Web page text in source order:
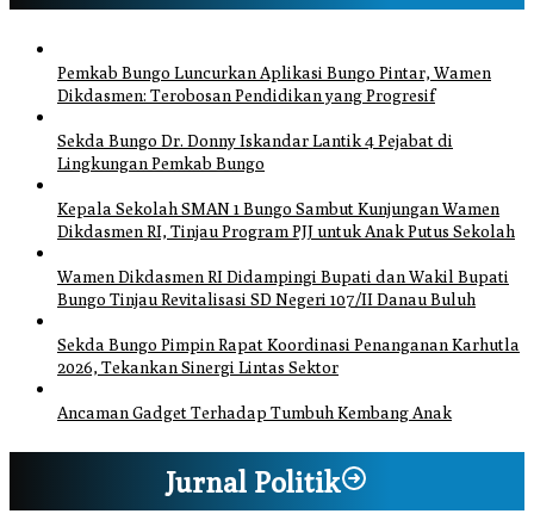
Pemkab Bungo Luncurkan Aplikasi Bungo Pintar, Wamen
Dikdasmen: Terobosan Pendidikan yang Progresif
Sekda Bungo Dr. Donny Iskandar Lantik 4 Pejabat di
Lingkungan Pemkab Bungo
Kepala Sekolah SMAN 1 Bungo Sambut Kunjungan Wamen
Dikdasmen RI, Tinjau Program PJJ untuk Anak Putus Sekolah
Wamen Dikdasmen RI Didampingi Bupati dan Wakil Bupati
Bungo Tinjau Revitalisasi SD Negeri 107/II Danau Buluh
Sekda Bungo Pimpin Rapat Koordinasi Penanganan Karhutla
2026, Tekankan Sinergi Lintas Sektor
Ancaman Gadget Terhadap Tumbuh Kembang Anak
Jurnal Politik